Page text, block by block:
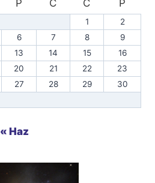
P C C P
1
2
6 7 8
9
13 14 15
16
20 21 22
23
27 28 29
30
« Haz